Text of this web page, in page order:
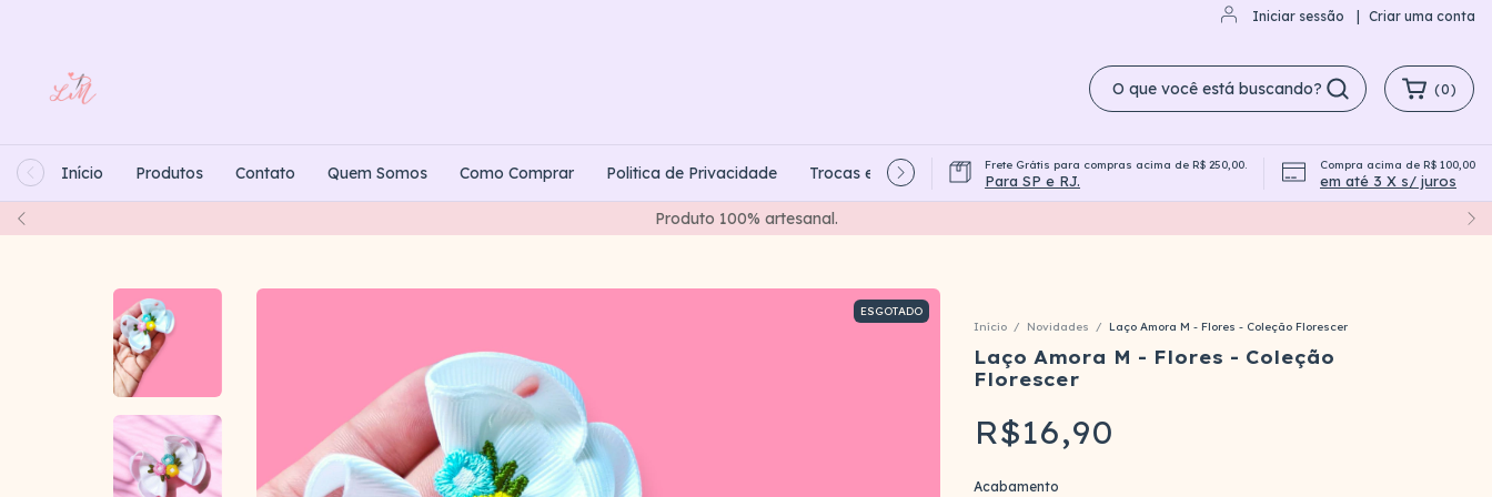
Iniciar sessão Criar uma conta
Criando laços com carinho e colecionando momentos de amor.
(0)
Início Produtos Contato Quem Somos Como Comprar Politica de Privacidade Trocas e Devoluções Campanha Compre e Ganhe
Frete Grátis para compras acima de R$ 250,00.
Para SP e RJ.
Compra acima de R$ 100,00
em até 3 X s/ juros
ESGOTADO
Início / Novidades / Laço Amora M - Flores - Coleção Florescer
Laço Amora M - Flores - Coleção
Florescer
R$16,90
Acabamento